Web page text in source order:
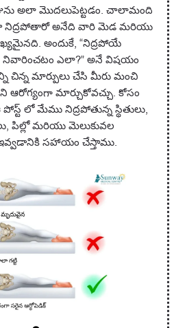
అలా మొదలుపెట్టడం. చాలామంది
నిద్రపోతారో అనేది వారి మెడ మరియు
అందుకే, “నిద్రపోయే
ఎలా?” అనే విషయం
మార్పులు చేసి మీరు మంచి
ఆరోగ్యంగా మార్చుకోవచ్చు. కోసం
లో మేము నిద్రపోతున్న స్థితులు,
పిల్లో మరియు మెలుకువల
సహాయం చేస్తాము.